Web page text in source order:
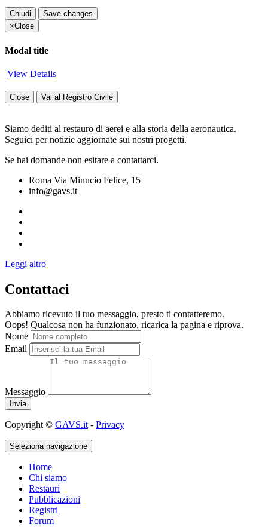
Chiudi
Save changes
×Close
Modal title
View Details
Close Vai al Registro Civile
Siamo dediti al restauro di aerei e alla storia della aeronautica.
Seguici per notizie aggiornate sui nostri progetti.
Se hai domande non esitare a contattarci.
Roma Via Minucio Felice, 15
info@gavs.it
Leggi altro
Contattaci
Abbiamo ricevuto il tuo messaggio, presto ti contatteremo.
Oops! Qualcosa non ha funzionato, ricarica la pagina e riprova.
Nome
Email
Messaggio
Copyright © GAVS.it- Privacy
Seleziona navigazione
Home
Chi siamo
Restauri
Pubblicazioni
Registri
Forum